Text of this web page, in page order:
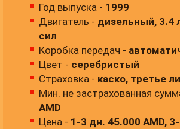
Год выпуска - 1999
Двигатель - дизельный, 3.4
сил
Коробка передач -
Цвет - серебристый
Страховка - каско, третье
Мин. не застрахованная
AMD
Цена - 1-3 дн. 45.000 AMD,